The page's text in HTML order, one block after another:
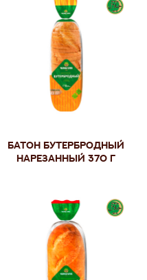
Батон Бутербродный
нарезанный 370 г